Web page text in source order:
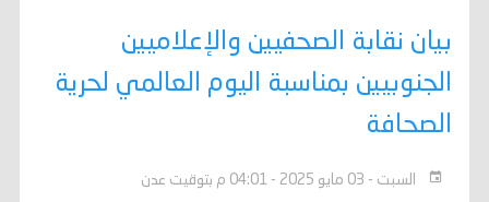
بيان نقابة الصحفيين والإعلاميين
الجنوبيين بمناسبة اليوم العالمي لحرية
الصحافة
السبت - 03 مايو 2025 - 04:01 م بتوقيت عدن